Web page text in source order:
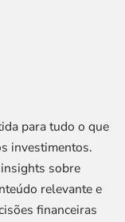
para tudo o que
investimentos.
sobre
relevante e
financeiras